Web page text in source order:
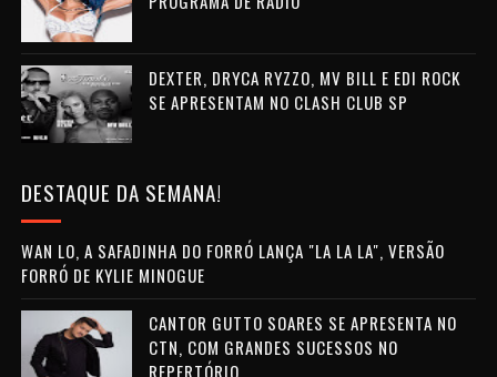
DEXTER, DRYCA RYZZO, MV BILL E EDI ROCK
SE APRESENTAM NO CLASH CLUB SP
DESTAQUE DA SEMANA!
WAN LO, A SAFADINHA DO FORRÓ LANÇA "LA LA LA", VERSÃO
FORRÓ DE KYLIE MINOGUE
CANTOR GUTTO SOARES SE APRESENTA NO
CTN, COM GRANDES SUCESSOS NO
REPERTÓRIO